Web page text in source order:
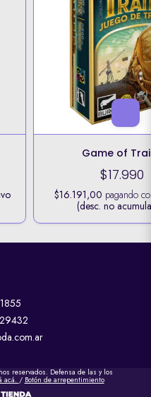
Game of
$17.990
$16.191,00 pagando
(desc. no
reservados. Defensa de las y los
acá. / Botón de arrepentimiento